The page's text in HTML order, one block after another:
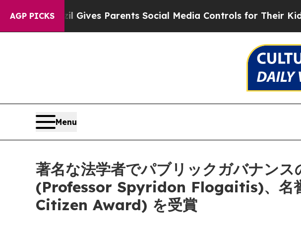
AGP PICKS
Brazil Gives Parents Social Media Controls for Their Kids.
Menu
著名な法学者でパブリックガバナン
(Professor Spyridon Flogaitis)、名
Citizen Award) を受賞